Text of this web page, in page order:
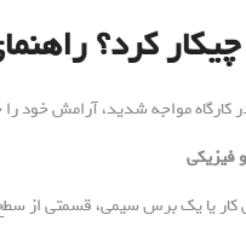
چیکار کرد؟
کارگاه مواجه شدید، آرامش خود
فیزیکی
یا یک برس سیمی، قسمتی از